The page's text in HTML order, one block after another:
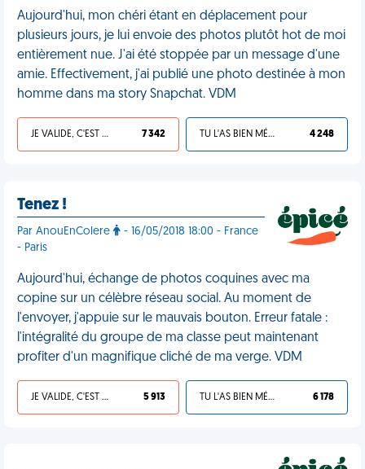
Aujourd'hui, mon chéri étant en déplacement pour
plusieurs jours, je lui envoie des photos plutôt hot de moi
entièrement nue. J'ai été stoppée par un message d'une
amie. Effectivement, j'ai publié une photo destinée à mon
homme dans ma story Snapchat. VDM
JE VALIDE, C'EST UNE VDM 7 342 TU L'AS BIEN MÉRITÉ 4 248
Tenez !
Par AnouEnColere
- 16/05/2018 18:00 - France
- Paris
Aujourd'hui, échange de photos coquines avec ma
copine sur un célèbre réseau social. Au moment de
l'envoyer, j'appuie sur le mauvais bouton. Erreur fatale :
l'intégralité du groupe de ma classe peut maintenant
profiter d'un magnifique cliché de ma verge. VDM
JE VALIDE, C'EST UNE VDM 5 913 TU L'AS BIEN MÉRITÉ 6 178